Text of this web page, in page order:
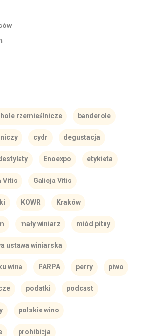
rzemieślnicze banderole
cydr degustacja
Enoexpo etykieta
Vitis Galicja Vitis
KOWR Kraków
mały winiarz miód pitny
ustawa winiarska
wina PARPA perry piwo
podatki podcast
polskie wino
prohibicja